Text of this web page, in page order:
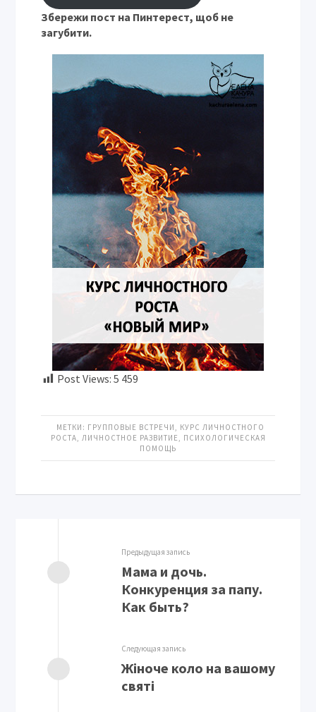
Збережи пост на Пинтерест, щоб не
загубити.
Post Views: 5 459
МЕТКИ: ГРУППОВЫЕ ВСТРЕЧИ , КУРС ЛИЧНОСТНОГО
РОСТА, ЛИЧНОСТНОЕ РАЗВИТИЕ, ПСИХОЛОГИЧЕСКАЯ
ПОМОЩЬ
Предыдущая запись
Мама и дочь.
Конкуренция за папу.
Как быть?
Следующая запись
Жіноче коло на вашому
святі